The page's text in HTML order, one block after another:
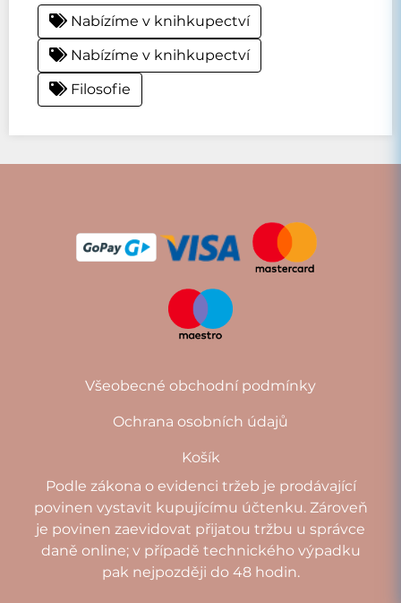
Nabízíme v knihkupectví
Nabízíme v knihkupectví
Filosofie
Všeobecné obchodní podmínky
Ochrana osobních údajů
Košík
Podle zákona o evidenci tržeb je prodávající
povinen vystavit kupujícímu účtenku. Zároveň
je povinen zaevidovat přijatou tržbu u správce
daně online; v případě technického výpadku
pak nejpozději do 48 hodin.